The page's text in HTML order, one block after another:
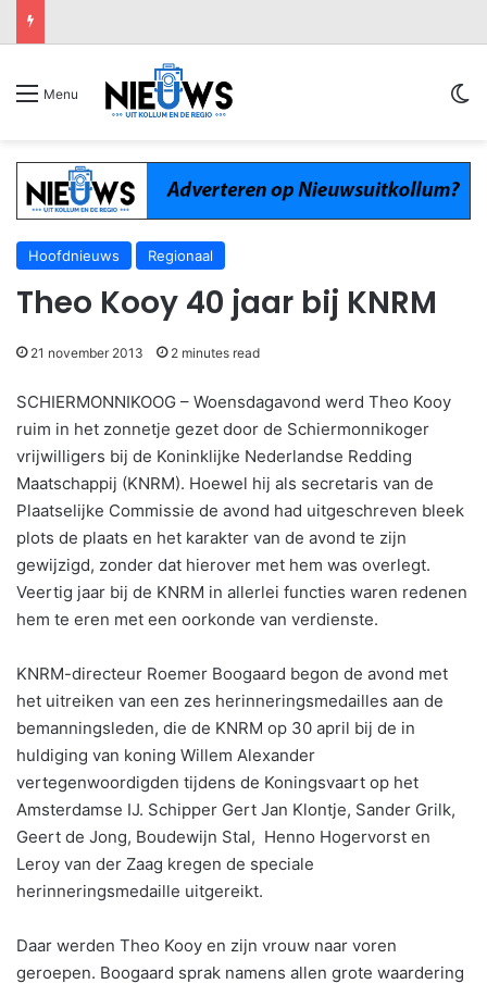
Menu
Hoofdnieuws Regionaal
Theo Kooy 40 jaar bij KNRM
21 november 2013 2 minutes read
SCHIERMONNIKOOG – Woensdagavond werd Theo Kooy
ruim in het zonnetje gezet door de Schiermonnikoger
vrijwilligers bij de Koninklijke Nederlandse Redding
Maatschappij (KNRM). Hoewel hij als secretaris van de
Plaatselijke Commissie de avond had uitgeschreven bleek
plots de plaats en het karakter van de avond te zijn
gewijzigd, zonder dat hierover met hem was overlegt.
Veertig jaar bij de KNRM in allerlei functies waren redenen
hem te eren met een oorkonde van verdienste.
KNRM-directeur Roemer Boogaard begon de avond met
het uitreiken van een zes herinneringsmedailles aan de
bemanningsleden, die de KNRM op 30 april bij de in
huldiging van koning Willem Alexander
vertegenwoordigden tijdens de Koningsvaart op het
Amsterdamse IJ. Schipper Gert Jan Klontje, Sander Grilk,
Geert de Jong, Boudewijn Stal, Henno Hogervorst en
Leroy van der Zaag kregen de speciale
herinneringsmedaille uitgereikt.
Daar werden Theo Kooy en zijn vrouw naar voren
geroepen. Boogaard sprak namens allen grote waardering